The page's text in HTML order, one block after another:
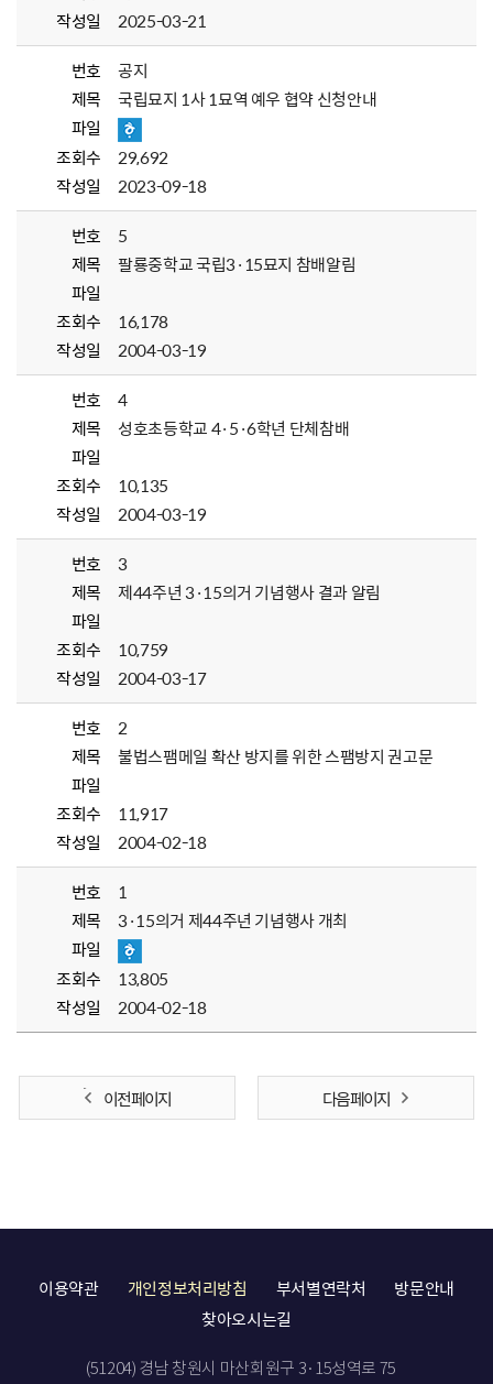
작성일
2025-03-21
번호
공지
제목
국립묘지 1사 1묘역 예우 협약 신청안내
파일
조회수
29,692
작성일
2023-09-18
번호
5
제목
팔룡중학교 국립3·15묘지 참배알림
파일
조회수
16,178
작성일
2004-03-19
번호
4
제목
성호초등학교 4·5·6학년 단체참배
파일
조회수
10,135
작성일
2004-03-19
번호
3
제목
제44주년 3·15의거 기념행사 결과 알림
파일
조회수
10,759
작성일
2004-03-17
번호
2
제목
불법스팸메일 확산 방지를 위한 스팸방지 권고문
파일
조회수
11,917
작성일
2004-02-18
번호
1
제목
3·15의거 제44주년 기념행사 개최
파일
조회수
13,805
작성일
2004-02-18
이전 페이지 다음 페이지
이용약관 개인정보처리방침 부서별연락처
방문안내
찾아오시는길
(51204) 경남 창원시 마산회원구 3·15성역로 75